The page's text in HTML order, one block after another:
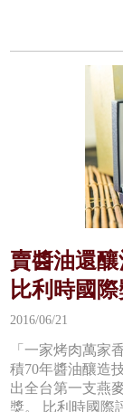
賣醬油還
比利時國
2016/06/21
「一家烤肉萬家
積70年醬油釀造
出全台第一支燕
獎。 比利時國際